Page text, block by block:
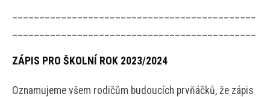
ZÁPIS PRO ŠKOLNÍ ROK 2023/2024
Oznamujeme všem rodičům budoucích prvňáčků, že zápis